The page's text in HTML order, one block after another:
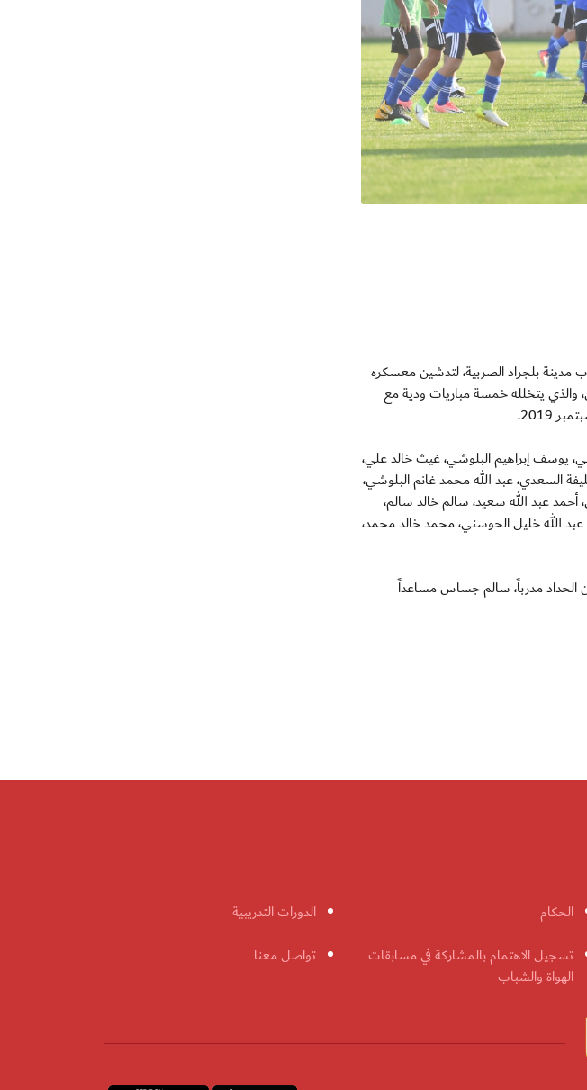
تحت 14 سنة يوم السبت المقبل، صوب مدينة بلجراد الصربية، لتدشين معسكره
في الفترة من 28 من الشهر الجاري ولغاية 17 أغسطس المقبل، والذي يتخلله خمسة مباريات ودية مع
2019.
هم: أحمد محمد البلوشي، يوسف إبراهيم البلوشي، غيث خالد علي،
السعدي، عبد الله محمد غانم البلوشي،
عبد الله سعيد، سالم خالد سالم،
الله خليل الحوسني، محمد خالد محمد،
الحداد مدرباً، سالم جساس مساعداً
الحكام
الدورات التدريبية
تسجيل الاهتمام بالمشاركة في مسابقات
الهواة والشباب
تواصل معنا